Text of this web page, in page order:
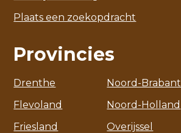
Plaats een zoekopdracht
Provincies
Drenthe
Flevoland
Friesland
Noord-Brabant
Noord-Holland
Overijssel